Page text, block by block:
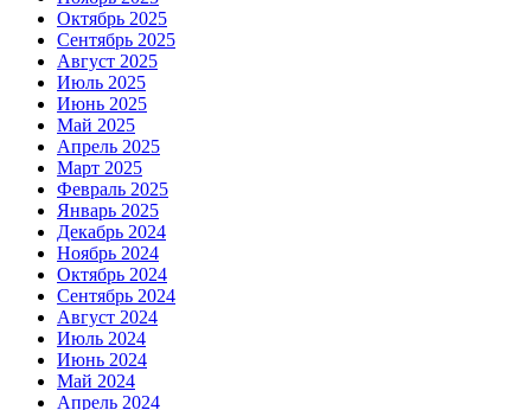
Октябрь 2025
Сентябрь 2025
Август 2025
Июль 2025
Июнь 2025
Май 2025
Апрель 2025
Март 2025
Февраль 2025
Январь 2025
Декабрь 2024
Ноябрь 2024
Октябрь 2024
Сентябрь 2024
Август 2024
Июль 2024
Июнь 2024
Май 2024
Апрель 2024